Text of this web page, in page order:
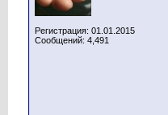
Регистрация: 01.01.2015
Сообщений: 4,491